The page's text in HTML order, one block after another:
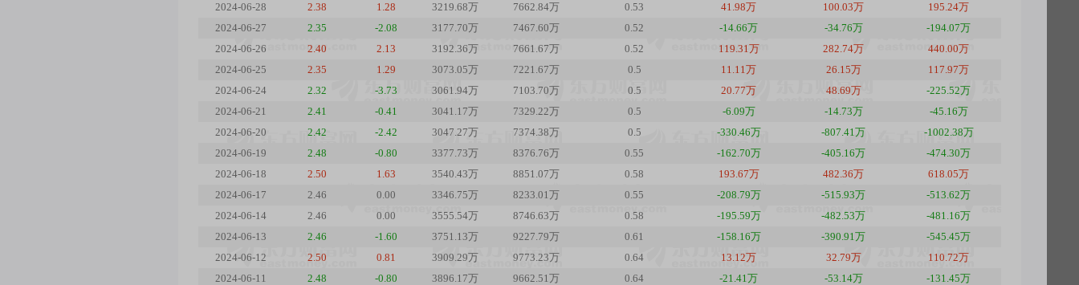
2024-06-28
2.38 1.28 3219.68万 7662.84万 0.53 41.98万 100.03万
195.24万
2024-06-27
2.35 -2.08 3177.70万 7467.60万 0.52 -14.66万 -34.76万
-194.07万
2024-06-26
2.40 2.13 3192.36万 7661.67万 0.52 119.31万 282.74万
440.00万
2024-06-25
2.35 1.29 3073.05万 7221.67万 0.5 11.11万 26.15万
117.97万
2024-06-24
2.32 -3.73 3061.94万 7103.70万 0.5 20.77万 48.69万
-225.52万
2024-06-21
2.41 -0.41 3041.17万 7329.22万 0.5 -6.09万 -14.73万
-45.16万
2024-06-20
2.42 -2.42 3047.27万 7374.38万 0.5 -330.46万 -807.41万
-1002.38万
2024-06-19
2.48 -0.80 3377.73万 8376.76万 0.55 -162.70万 -405.16万
-474.30万
2024-06-18
2.50 1.63 3540.43万 8851.07万 0.58 193.67万 482.36万
618.05万
2024-06-17
2.46 0.00 3346.75万 8233.01万 0.55 -208.79万 -515.93万
-513.62万
2024-06-14
2.46 0.00 3555.54万 8746.63万 0.58 -195.59万 -482.53万
-481.16万
2024-06-13
2.46 -1.60 3751.13万 9227.79万 0.61 -158.16万 -390.91万
-545.45万
2024-06-12
2.50 0.81 3909.29万 9773.23万 0.64 13.12万 32.79万
110.72万
2024-06-11
2.48 -0.80 3896.17万 9662.51万 0.64 -21.41万 -53.14万
-131.45万